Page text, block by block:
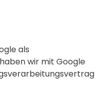
als
wir mit Google